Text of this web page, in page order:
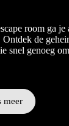
room ga je
de
snel genoeg
meer